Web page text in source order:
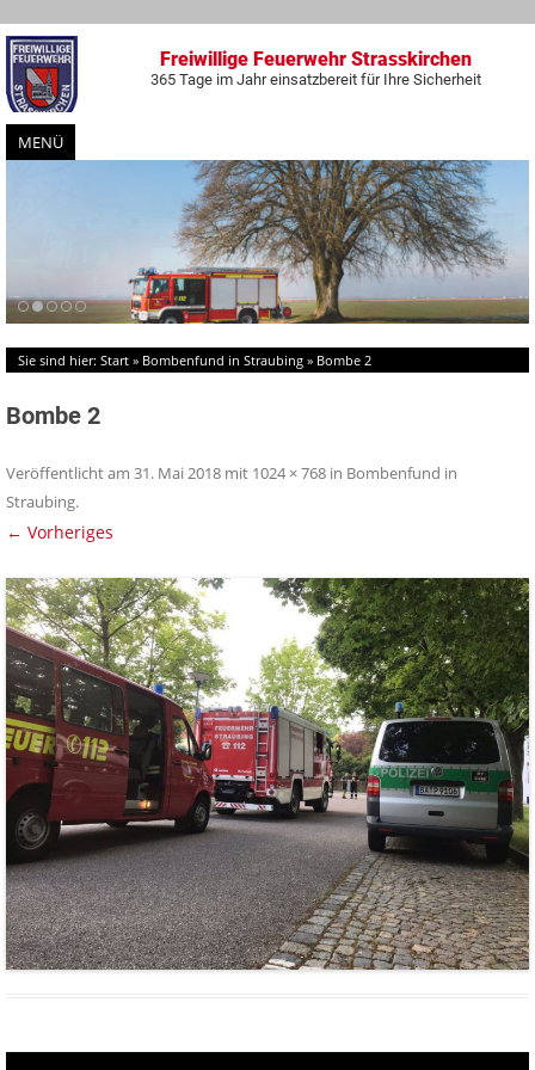
Freiwillige Feuerwehr Strasskirchen
365 Tage im Jahr einsatzbereit für Ihre Sicherheit
MENÜ
Zum
Inhalt
springen
Sie sind hier: Start » Bombenfund in Straubing » Bombe 2
Bombe 2
Veröffentlicht am 31. Mai 2018 mit 1024 × 768 in Bombenfund in
Straubing.
← Vorheriges